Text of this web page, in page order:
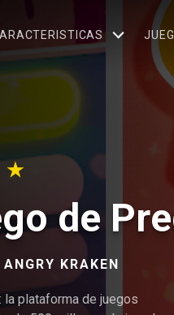
de
KRAKEN
la plataforma de juegos